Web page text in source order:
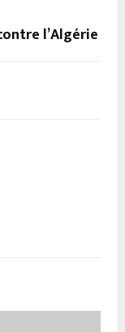
l’Algérie